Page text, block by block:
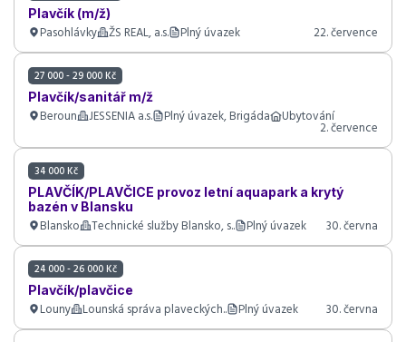
Plavčík (m/ž)
Pasohlávky ŽS REAL, a.s. Plný úvazek 22. července
27 000 - 29 000 Kč
Plavčík/sanitář m/ž
Beroun JESSENIA a.s. Plný úvazek, Brigáda Ubytování
2. července
34 000 Kč
PLAVČÍK/PLAVČICE provoz letní aquapark a krytý
bazén v Blansku
Blansko Technické služby Blansko, s.. Plný úvazek 30. června
24 000 - 26 000 Kč
Plavčík/plavčice
Louny Lounská správa plaveckých.. Plný úvazek 30. června